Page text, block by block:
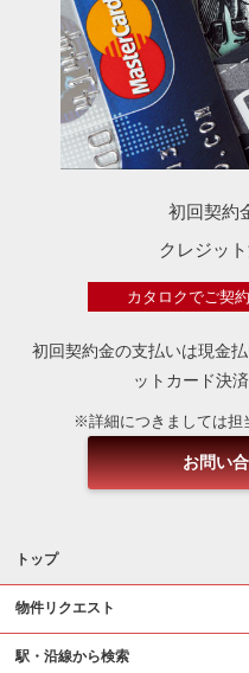
初回契約
クレジッ
カタロクでご契
初回契約金の支払いは現金払
ットカード決
※詳細につきましては担
お問い
トップ
物件リクエスト
駅・沿線から検索